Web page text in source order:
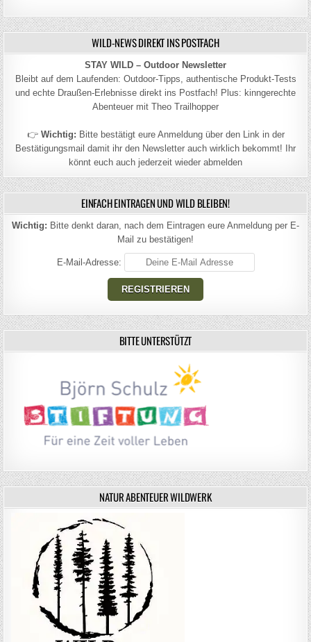
WILD-NEWS DIREKT INS POSTFACH
STAY WILD – Outdoor Newsletter
Bleibt auf dem Laufenden: Outdoor-Tipps, authentische Produkt-Tests
und echte Draußen-Erlebnisse direkt ins Postfach! Plus: kinngerechte
Abenteuer mit Theo Trailhopper
👉 Wichtig: Bitte bestätigt eure Anmeldung über den Link in der
Bestätigungsmail damit ihr den Newsletter auch wirklich bekommt! Ihr
könnt euch auch jederzeit wieder abmelden
EINFACH EINTRAGEN UND WILD BLEIBEN!
Wichtig: Bitte denkt daran, nach dem Eintragen eure Anmeldung per E-
Mail zu bestätigen!
E-Mail-Adresse:
BITTE UNTERSTÜTZT
NATUR ABENTEUER WILDWERK